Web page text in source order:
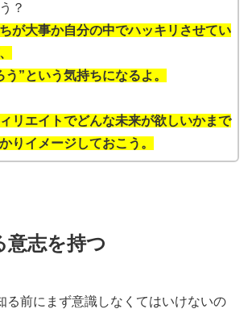
？
が大事か自分の中でハッキリさせてい
う”という気持ちになるよ。
リエイトでどんな未来が欲しいかまで
りイメージしておこう。
意志を持つ
る前にまず意識しなくてはいけないの